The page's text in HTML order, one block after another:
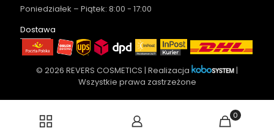
Poniedziałek – Piątek: 8:00 - 17:00
Dostawa
© 2026 REVERS COSMETICS | Realizacja
|
Wszystkie prawa zastrzeżone
0